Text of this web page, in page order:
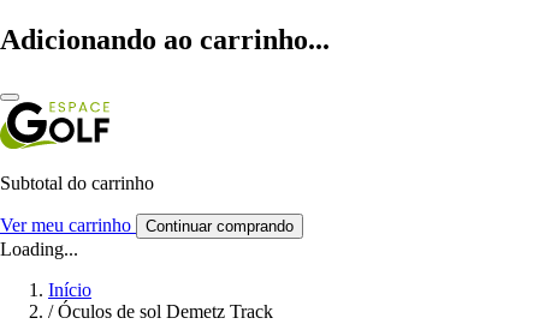
Adicionando ao carrinho...
Subtotal do carrinho
Ver meu carrinho Continuar comprando
Loading...
Início
/ Óculos de sol Demetz Track